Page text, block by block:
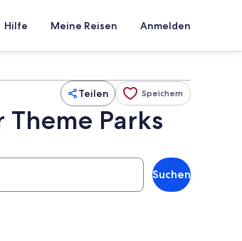
Hilfe Meine Reisen Anmelden
Teilen Speichern
Parks
Suchen